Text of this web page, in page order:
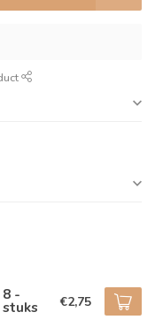
- €2,75